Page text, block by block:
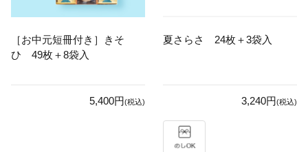
［お中元短冊付き］きそ
ひ 49枚＋8袋入
5,400円(税込)
夏さらさ 24枚＋3袋入
3,240円(税込)